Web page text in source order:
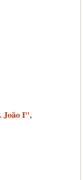
João I",